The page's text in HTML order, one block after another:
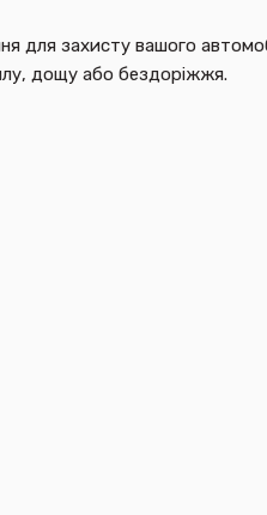
для захисту вашого
дощу або бездоріжжя.